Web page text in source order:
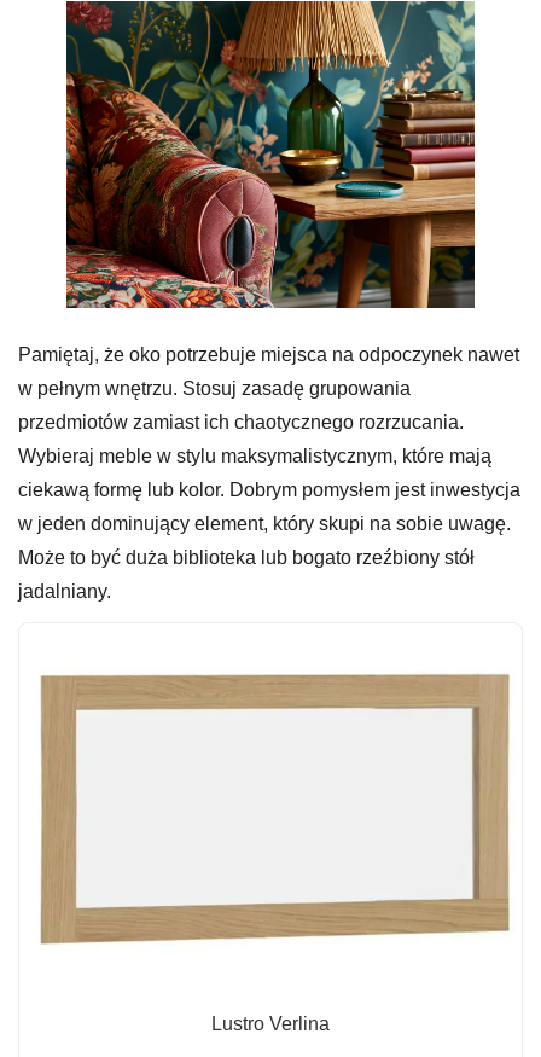
Pamiętaj, że oko potrzebuje miejsca na odpoczynek nawet
w pełnym wnętrzu. Stosuj zasadę grupowania
przedmiotów zamiast ich chaotycznego rozrzucania.
Wybieraj meble w stylu maksymalistycznym, które mają
ciekawą formę lub kolor. Dobrym pomysłem jest inwestycja
w jeden dominujący element, który skupi na sobie uwagę.
Może to być duża biblioteka lub bogato rzeźbiony stół
jadalniany.
Lustro Verlina